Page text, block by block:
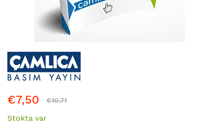
Resim
galerisinin
başına
€7,50 €10,71
Stokta var